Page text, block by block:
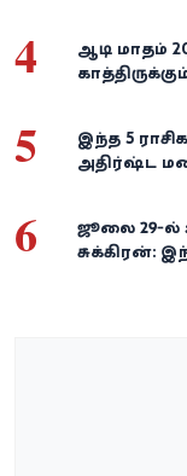
4
ஆடி மாதம்
5
இந்த 5
அதிர்ஷ்ட
6
ஜூலை 29-ல்
சுக்கிரன்: